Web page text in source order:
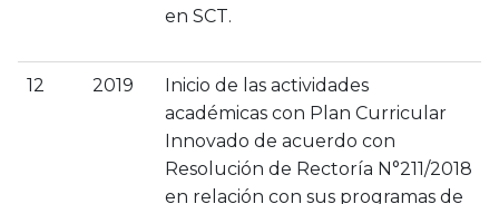
en SCT.
12 2019
Inicio de las actividades
académicas con Plan Curricular
Innovado de acuerdo con
Resolución de Rectoría N°211/2018
en relación con sus programas de